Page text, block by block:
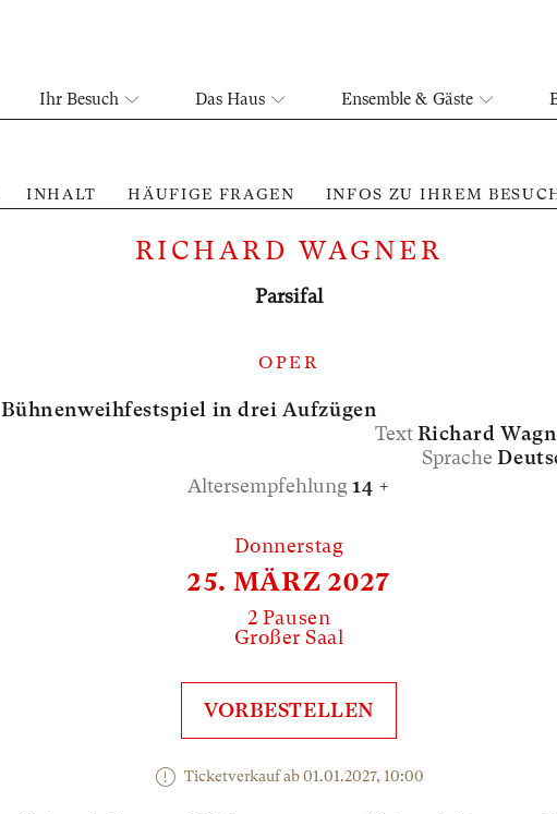
Ihr Besuch Das Haus Ensemble & Gäste
INHALT HÄUFIGE FRAGEN INFOS ZU IHREM
RICHARD WAGNER
Parsifal
OPER
Bühnenweihfestspiel in drei Aufzügen
TextRichard
Sprache
Altersempfehlung14 +
Donnerstag
25. MÄRZ 2027
2 Pausen
Großer Saal
VORBESTELLEN
Ticketverkauf ab 01.01.2027, 10:00